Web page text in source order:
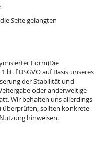
Seite gelangten
Form)Die
lit. f DSGVO auf Basis unseres
der Stabilität und
oder anderweitige
Wir behalten uns allerdings
überprüfen, sollten konkrete
hinweisen.